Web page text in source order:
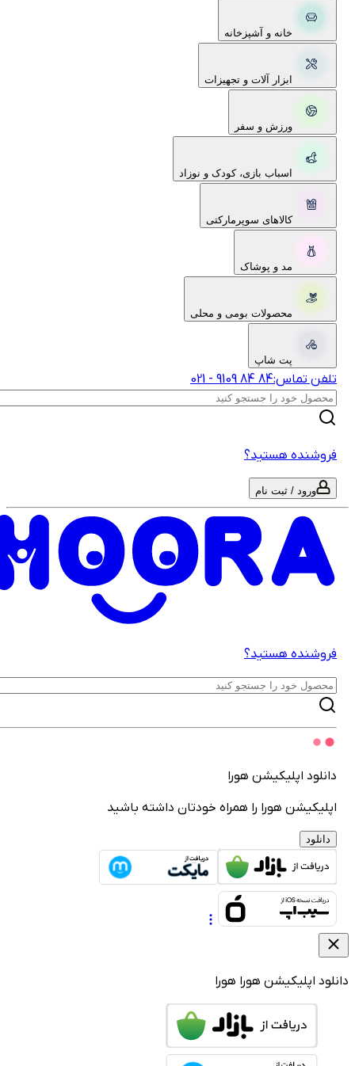
خانه و آشپزخانه
ابزار آلات و تجهیزات
ورزش و سفر
اسباب بازی، کودک و نوزاد
کالاهای سوپرمارکتی
مد و پوشاک
محصولات بومی و محلی
پت شاپ
تماس: 021-‎9109‎ ‎84‎ ‎84‎
هستید؟
ورود / ثبت نام
هستید؟
اپلیکیشن هورا
هورا را همراه خودتان داشته باشید
دانلود
اپلیکیشن هوراهورا